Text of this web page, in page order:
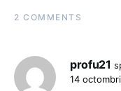
2 COMMENTS
profu21
14